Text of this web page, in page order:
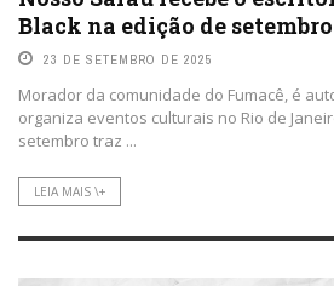
Black na edição de setembro
23 DE SETEMBRO DE 2025
Morador da comunidade do Fumacê, é
organiza eventos culturais no Rio de
setembro traz ...
LEIA MAIS \+